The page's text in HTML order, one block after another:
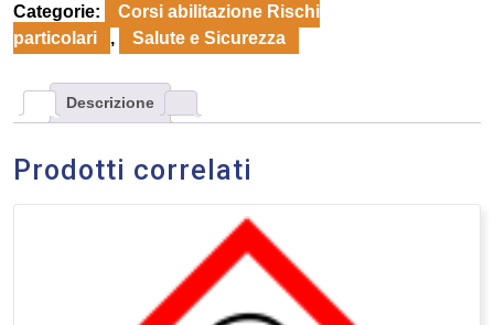
Categorie:
Corsi abilitazione Rischi
particolari
, Salute e Sicurezza
Descrizione
Prodotti correlati